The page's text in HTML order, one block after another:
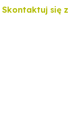
Skontaktuj się z